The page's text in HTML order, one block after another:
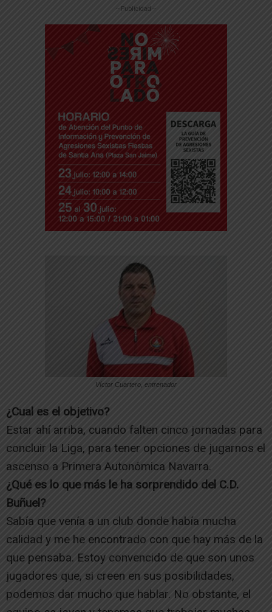
-- Publicidad --
Víctor Cuartero, entrenador
¿Cual es el objetivo?
Estar ahí arriba, cuando falten cinco jornadas para
concluir la Liga, para tener opciones de jugarnos el
ascenso a Primera Autonómica Navarra.
¿Qué es lo que más le ha sorprendido del C.D.
Buñuel?
Sabía que venía a un club donde había mucha
calidad y me he encontrado con que hay más de la
que pensaba. Estoy convencido de que son unos
jugadores que, si creen en sus posibilidades,
podemos dar mucho que hablar. No obstante, el